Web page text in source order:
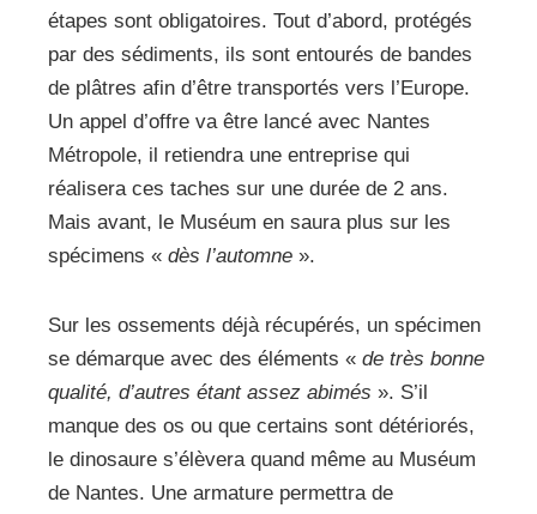
étapes sont obligatoires. Tout d’abord, protégés
par des sédiments, ils sont entourés de bandes
de plâtres afin d’être transportés vers l’Europe.
Un appel d’offre va être lancé avec Nantes
Métropole, il retiendra une entreprise qui
réalisera ces taches sur une durée de 2 ans.
Mais avant, le Muséum en saura plus sur les
spécimens « dès l’automne ».
Sur les ossements déjà récupérés, un spécimen
se démarque avec des éléments « de très bonne
qualité, d’autres étant assez abimés ». S’il
manque des os ou que certains sont détériorés,
le dinosaure s’élèvera quand même au Muséum
de Nantes. Une armature permettra de